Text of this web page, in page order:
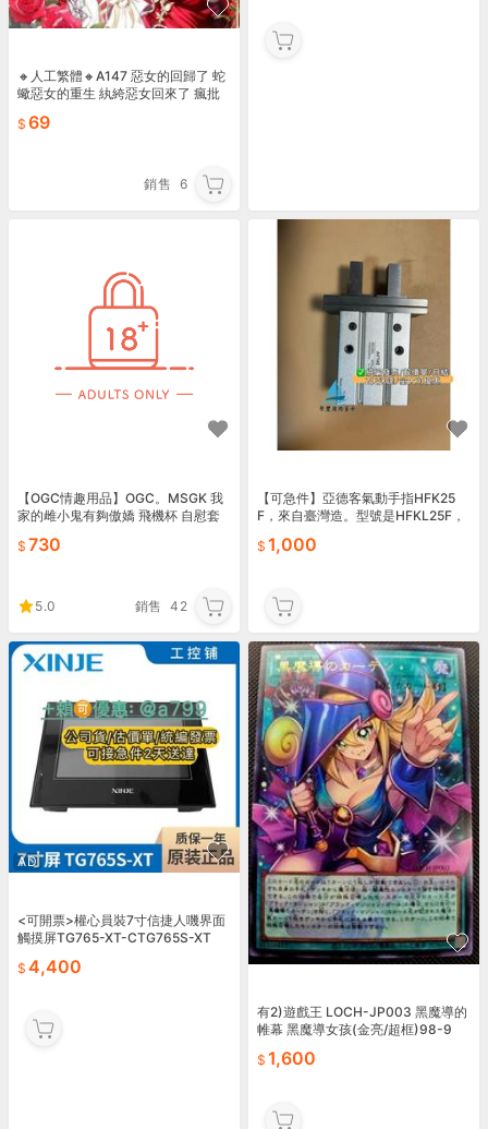
🔸人工繁體🔸A147 惡女的回歸了 蛇
蠍惡女的重生 紈絝惡女回來了 瘋批
69
銷售 6
【OGC情趣用品】OGC。MSGK 我
家的雌小鬼有夠傲嬌 飛機杯 自慰套
730
5.0 銷售 42
【可急件】亞德客氣動手指HFK25
F，來自臺灣造。型號是HFKL25F，
因庫存
1,000
AD
<可開票>權心員裝7寸信捷人嘰界面
觸摸屏TG765-XT-CTG765S-XT
4,400
有2)遊戲王 LOCH-JP003 黑魔導的
帷幕 黑魔導女孩(金亮/超框)98-9
1,600